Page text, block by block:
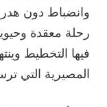
وانضباط دون
رحلة معقدة
فيها التخطيط
المصيرية التي